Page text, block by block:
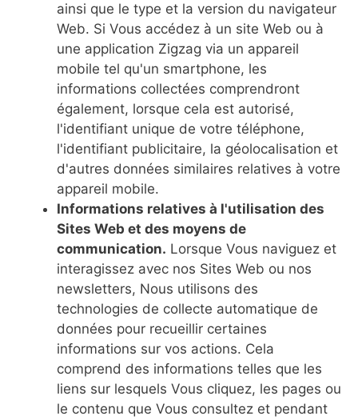
ainsi que le type et la version du navigateur
Web. Si Vous accédez à un site Web ou à
une application Zigzag via un appareil
mobile tel qu'un smartphone, les
informations collectées comprendront
également, lorsque cela est autorisé,
l'identifiant unique de votre téléphone,
l'identifiant publicitaire, la géolocalisation et
d'autres données similaires relatives à votre
appareil mobile.
Informations relatives à l'utilisation des
Sites Web et des moyens de
communication. Lorsque Vous naviguez et
interagissez avec nos Sites Web ou nos
newsletters, Nous utilisons des
technologies de collecte automatique de
données pour recueillir certaines
informations sur vos actions. Cela
comprend des informations telles que les
liens sur lesquels Vous cliquez, les pages ou
le contenu que Vous consultez et pendant